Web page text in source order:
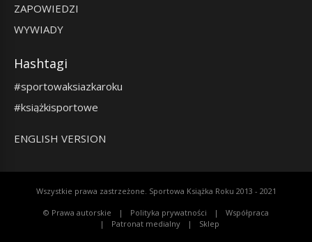
ZAPOWIEDZI
WYWIADY
Hashtagi
#sportowaksiazkaroku
#książkisportowe
ENGLISH VERSION
Wszystkie prawa zastrzeżone. Sportowa Książka Roku 2013 - 2021
© Prawa autorskie Polityka prywatności
Współpraca
Patronat medialny
Sklep